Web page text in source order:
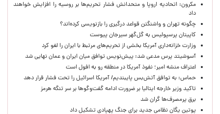
مکرون: اتحادیه اروپا و متحدانش فشار تحریم‌ها بر روسیه را افزایش خواهند
داد
چگونه تهران و واشنگتن قواعد درگیری را بازنویسی کرده‌اند؟
کاپیتان پرسپولیس به گل‌گهر سیرجان پیوست
وزارت خزانه‌داری آمریکا بخشی از تحریم‌های مرتبط با ایران را لغو کرد
آسوشیتد پرس مدعی شد: پیش‌نویس توافق میان ایران و عمان نهایی شد
اعتراف منشه امیر؛ نفوذ آمریکا در منطقه رو به افول است
حماس: به توافق آتش‌بس پایبندیم/ آمریکا اسرائیل را تحت فشار قرار دهد
تاکید وزیر خارجه ایتالیا بر ضرورت ادامه گفت‌وگوها بر سر تنگه هرمز
برق پرمصرف‌ها گران شد
پوتین یگان نظامی جدید برای جنگ پهپادی تشکیل داد